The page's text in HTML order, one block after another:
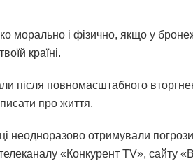
морально і фізично, якщо у
країні.
після повномасштабного
про життя.
неодноразово отримували
телеканалу «Конкурент TV», сайту